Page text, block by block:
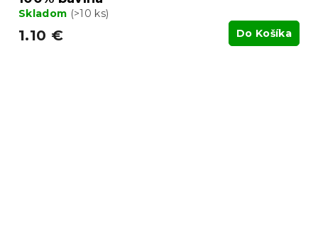
Skladom (>10 ks)
1.10 € Do Košíka